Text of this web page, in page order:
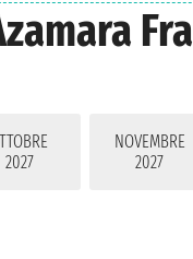
2027
NOVEMBRE
2027